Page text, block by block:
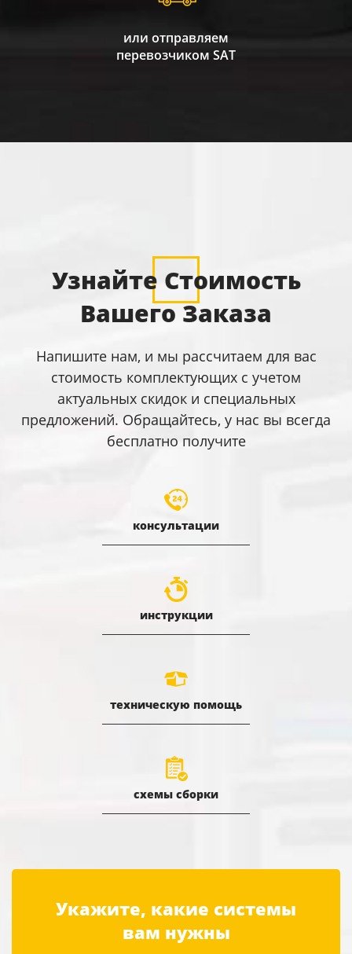
или отправляем
перевозчиком SAT
Узнайте Стоимость
Вашего Заказа
Напишите нам, и мы рассчитаем для вас
стоимость комплектующих с учетом
актуальных скидок и специальных
предложений. Обращайтесь, у нас вы всегда
бесплатно получите
консультации
инструкции
техническую помощь
схемы сборки
Укажите, какие системы
вам нужны